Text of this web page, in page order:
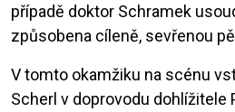
případě doktor Schramek
způsobena cíleně, sevřenou
V tomto okamžiku na scénu
Scherl v doprovodu dohlížitele